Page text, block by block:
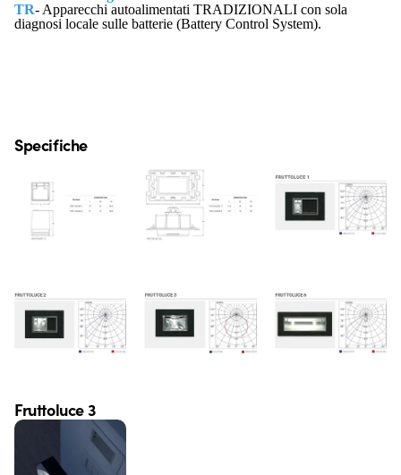
TR- Apparecchi autoalimentati TRADIZIONALI con sola
diagnosi locale sulle batterie (Battery Control System).
Specifiche
Fruttoluce 3